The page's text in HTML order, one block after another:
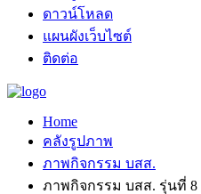
ดาวน์โหลด
แผนผังเว็บไซต์
ติดต่อ
Home
คลังรูปภาพ
ภาพกิจกรรม บสส.
ภาพกิจกรรม บสส. รุ่นที่ 8